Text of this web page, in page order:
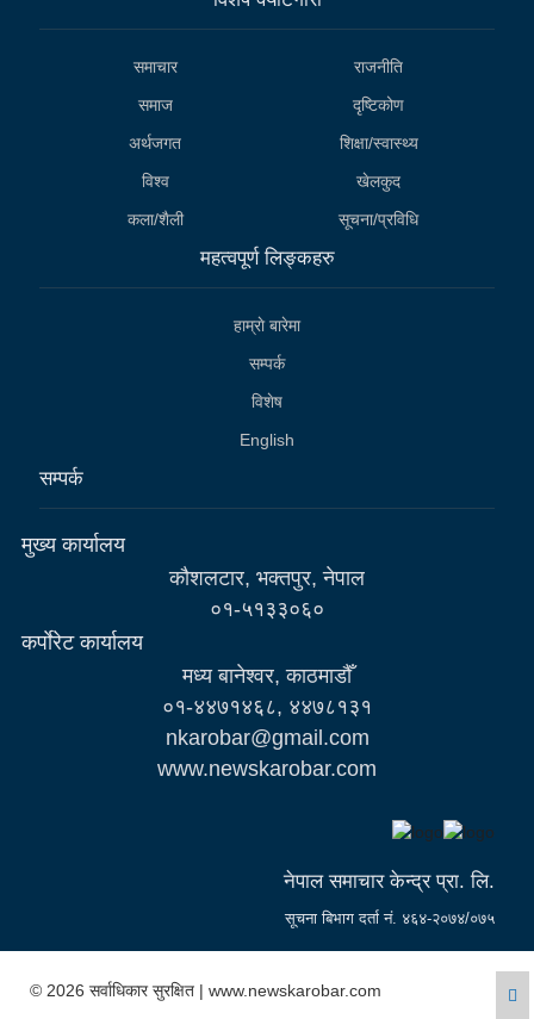
समाचार
राजनीति
समाज
दृष्टिकोण
अर्थजगत
शिक्षा/स्वास्थ्य
विश्व
खेलकुद
कला/शैली
सूचना/प्रविधि
महत्वपूर्ण लिङ्कहरु
हाम्राे बारेमा
सम्पर्क
विशेष
English
सम्पर्क
मुख्य कार्यालय
कौशलटार, भक्तपुर, नेपाल
०१-५१३३०६०
कर्पाेरेट कार्यालय
मध्य बानेश्वर, काठमाडौँ
०१-४४७१४६८, ४४७८१३१
nkarobar@gmail.com
www.newskarobar.com
नेपाल समाचार केन्द्र प्रा. लि.
सूचना बिभाग दर्ता नं. ४६४-२०७४/०७५
© 2026 सर्वाधिकार सुरक्षित | www.newskarobar.com